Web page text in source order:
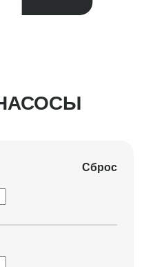
Сброс